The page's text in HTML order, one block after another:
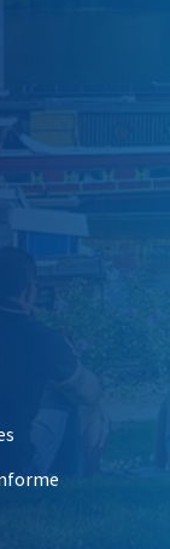
une nouvelle
une nouvelle